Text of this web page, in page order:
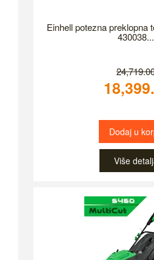
Einhell potezna preklopna
430038...
Dodaj u
Više